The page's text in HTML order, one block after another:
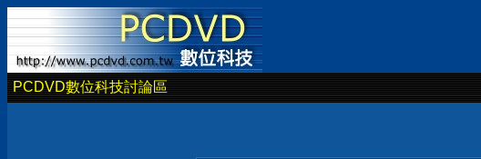
PCDVD數位科技討論區